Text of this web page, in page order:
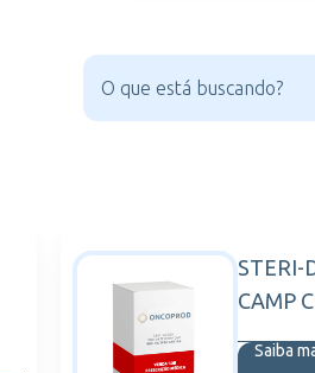
STERI-
CAMP
Saiba